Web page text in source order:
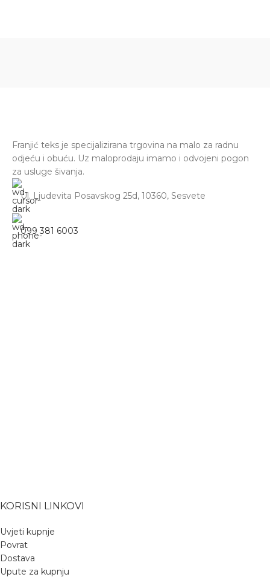
Franjić teks je specijalizirana trgovina na malo za radnu
odjeću i obuću. Uz maloprodaju imamo i odvojeni pogon
za usluge šivanja.
Ul. Ljudevita Posavskog 25d, 10360, Sesvete
099 381 6003
KORISNI LINKOVI
Uvjeti kupnje
Povrat
Dostava
Upute za kupnju